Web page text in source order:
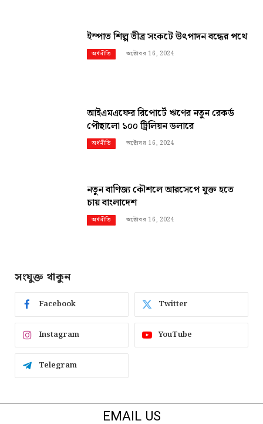
ইস্পাত শিল্প তীব্র সংকটে উৎপাদন বন্ধের পথে
অর্থনীতি অক্টোবর 16, 2024
আইএমএফের রিপোর্টে ঋণের নতুন রেকর্ড
পৌছালো ১০০ ট্রিলিয়ন ডলারে
অর্থনীতি অক্টোবর 16, 2024
নতুন বাণিজ্য কৌশলে আরসেপে যুক্ত হতে
চায় বাংলাদেশ
অর্থনীতি অক্টোবর 16, 2024
সংযুক্ত থাকুন
Facebook Twitter
Instagram YouTube
Telegram
EMAIL US